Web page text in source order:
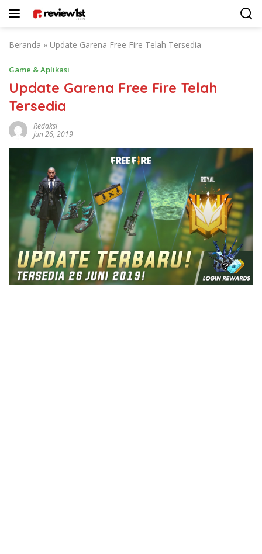
Beranda » Update Garena Free Fire Telah Tersedia
Game & Aplikasi
Update Garena Free Fire Telah
Tersedia
Redaksi
Jun 26, 2019